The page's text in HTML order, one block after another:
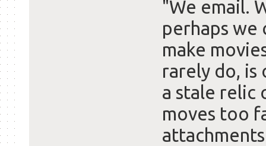
"We email.
perhaps we
make
rarely do, is
a stale relic
moves too